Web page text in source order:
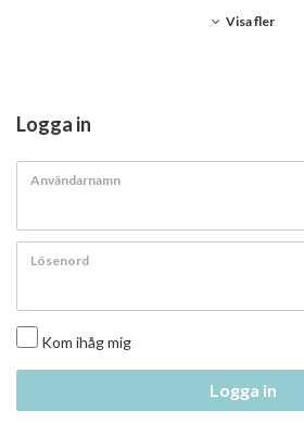
Visa fler
Logga in
Användarnamn
Lösenord
Kom ihåg mig
Logga in